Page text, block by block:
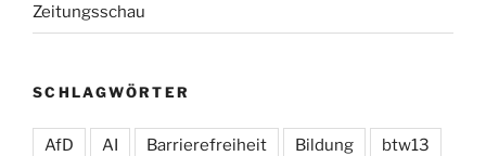
Zeitungsschau
SCHLAGWÖRTER
AfD AI Barrierefreiheit Bildung btw13